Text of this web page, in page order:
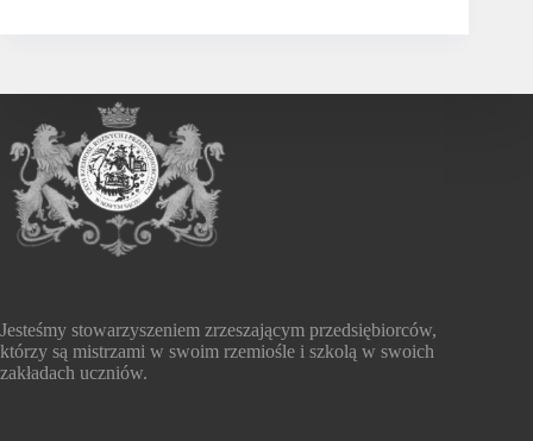
Jesteśmy stowarzyszeniem zrzeszającym przedsiębiorców,
którzy są mistrzami w swoim rzemiośle i szkolą w swoich
zakładach uczniów.